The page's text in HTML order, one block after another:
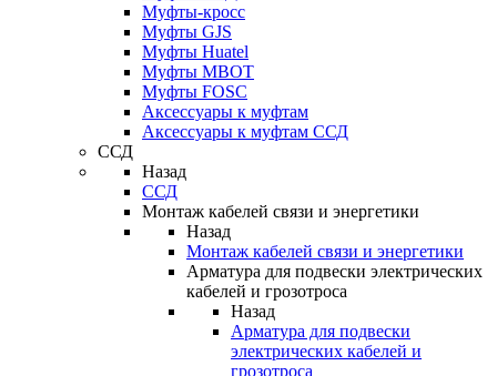
Муфты-кросс
Муфты GJS
Муфты Huatel
Муфты МВОТ
Муфты FOSC
Аксессуары к муфтам
Аксессуары к муфтам ССД
ССД
Назад
ССД
Монтаж кабелей связи и энергетики
Назад
Монтаж кабелей связи и энергетики
Арматура для подвески электрических
кабелей и грозотроса
Назад
Арматура для подвески
электрических кабелей и
грозотроса